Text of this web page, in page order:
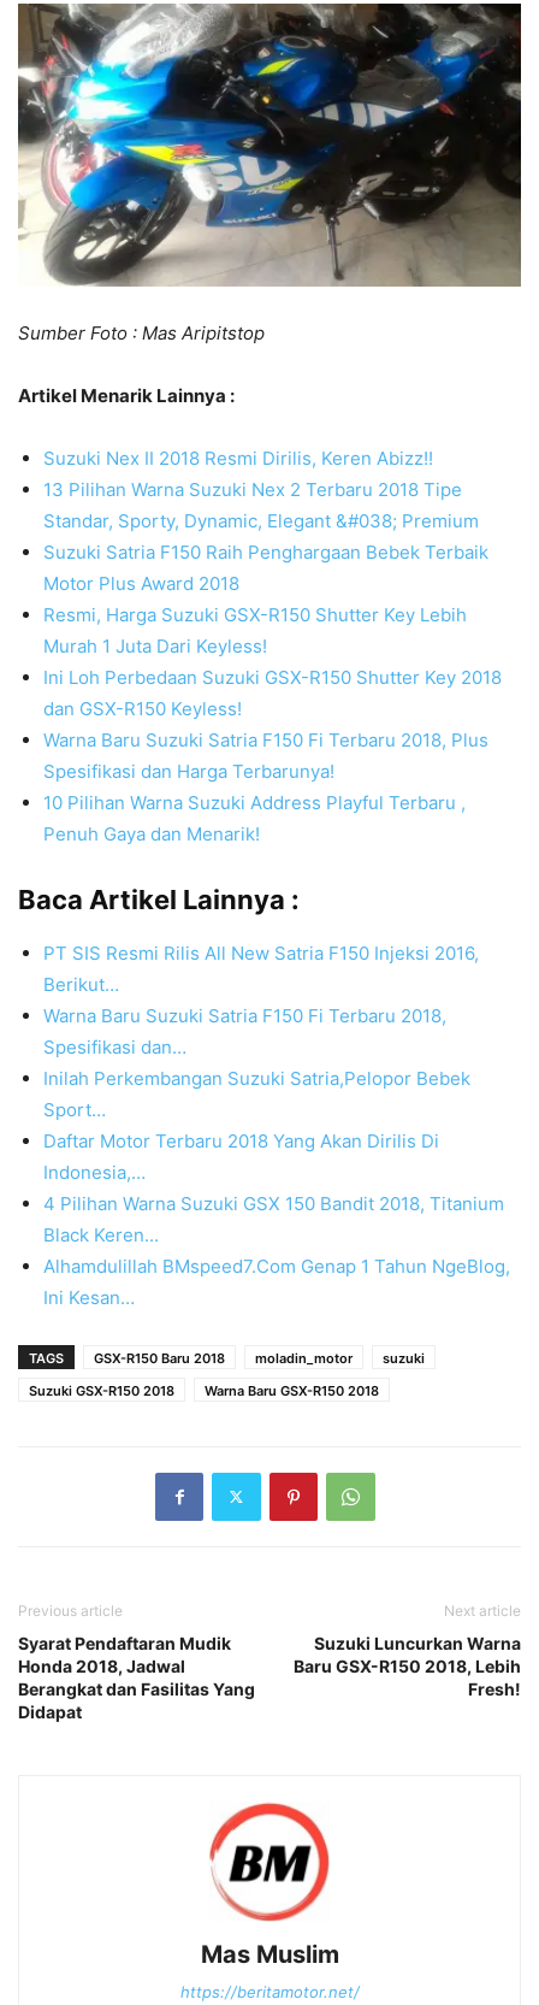
Sumber Foto : Mas Aripitstop
Artikel Menarik Lainnya :
Suzuki Nex II 2018 Resmi Dirilis, Keren Abizz!!
13 Pilihan Warna Suzuki Nex 2 Terbaru 2018 Tipe
Standar, Sporty, Dynamic, Elegant &#038; Premium
Suzuki Satria F150 Raih Penghargaan Bebek Terbaik
Motor Plus Award 2018
Resmi, Harga Suzuki GSX-R150 Shutter Key Lebih
Murah 1 Juta Dari Keyless!
Ini Loh Perbedaan Suzuki GSX-R150 Shutter Key 2018
dan GSX-R150 Keyless!
Warna Baru Suzuki Satria F150 Fi Terbaru 2018, Plus
Spesifikasi dan Harga Terbarunya!
10 Pilihan Warna Suzuki Address Playful Terbaru ,
Penuh Gaya dan Menarik!
Baca Artikel Lainnya :
PT SIS Resmi Rilis All New Satria F150 Injeksi 2016,
Berikut…
Warna Baru Suzuki Satria F150 Fi Terbaru 2018,
Spesifikasi dan…
Inilah Perkembangan Suzuki Satria,Pelopor Bebek
Sport…
Daftar Motor Terbaru 2018 Yang Akan Dirilis Di
Indonesia,…
4 Pilihan Warna Suzuki GSX 150 Bandit 2018, Titanium
Black Keren...
Alhamdulillah BMspeed7.Com Genap 1 Tahun NgeBlog,
Ini Kesan…
TAGS GSX-R150 Baru 2018 moladin_motor
suzuki
Suzuki GSX-R150 2018
Warna Baru GSX-R150 2018
Previous article
Syarat Pendaftaran Mudik
Honda 2018, Jadwal
Berangkat dan Fasilitas Yang
Didapat
Next article
Suzuki Luncurkan Warna
Baru GSX-R150 2018, Lebih
Fresh!
Mas Muslim
https://beritamotor.net/